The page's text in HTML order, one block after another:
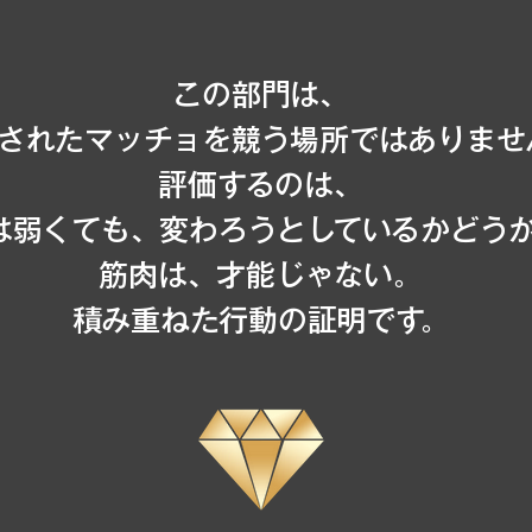
この部門は、
れたマッチョを競う場所ではありませ
評価するのは、
弱くても、変わろうとしているかどう
筋肉は、才能じゃない。
積み重ねた行動の証明です。